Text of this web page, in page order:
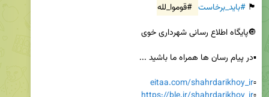
🏴 #باید_برخاست #قوموا_لله
▫️
eitaa.com/shahrdarikhoy_ir